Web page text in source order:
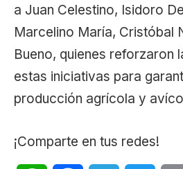
a Juan Celestino, Isidoro
Marcelino María, Cristóbal
Bueno, quienes reforzaron
estas iniciativas para
producción agrícola y
¡Comparte en tus redes!